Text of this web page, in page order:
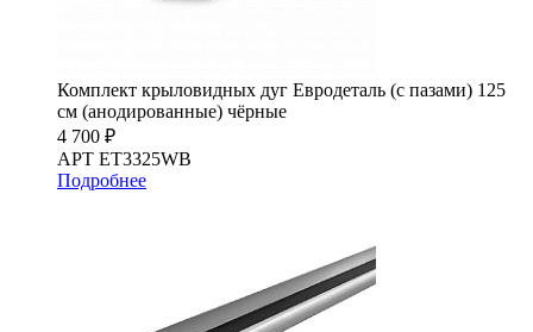
Комплект крыловидных дуг Евродеталь (с пазами) 125
см (анодированные) чёрные
4 700 ₽
АРТ ET3325WB
Подробнее